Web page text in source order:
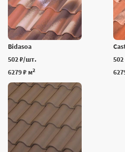
Bidasoa
502 ₽/шт.
6279 ₽ м2